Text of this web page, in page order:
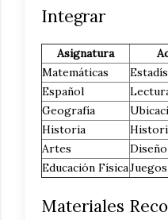
Integrar
Asignatura
Matemáticas
Español
Geografía
Historia
Artes
Educación Física
Materiales